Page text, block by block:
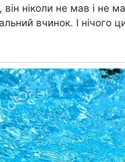
він ніколи не мав і не
вчинок. І нічого